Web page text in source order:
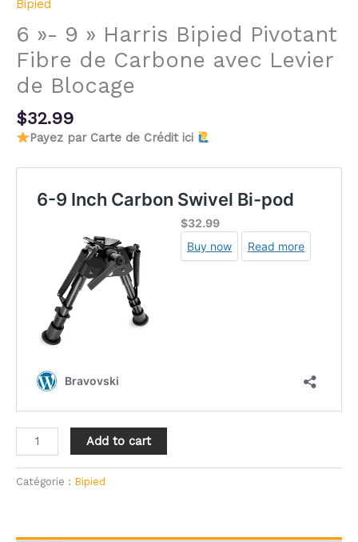
Bipied
6 »- 9 » Harris Bipied Pivotant
Fibre de Carbone avec Levier
de Blocage
$32.99
Payez par Carte de Crédit ici
Add to cart
Catégorie : Bipied